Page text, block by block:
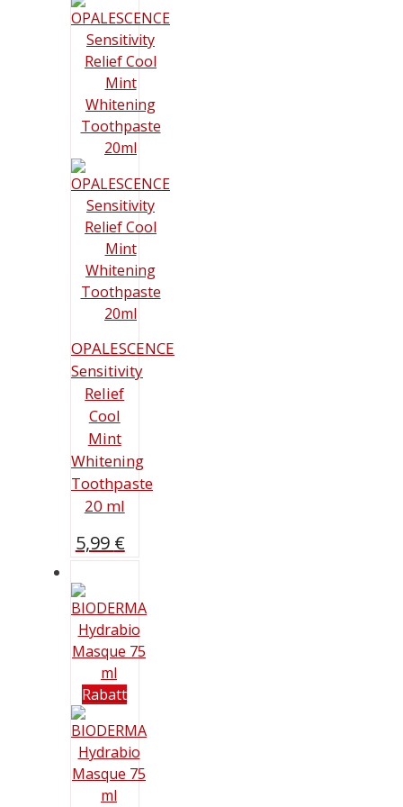
OPALESCENCE
Sensitivity
Relief
Cool
Mint
Whitening
Toothpaste
20 ml
5,99 €
Rabatt